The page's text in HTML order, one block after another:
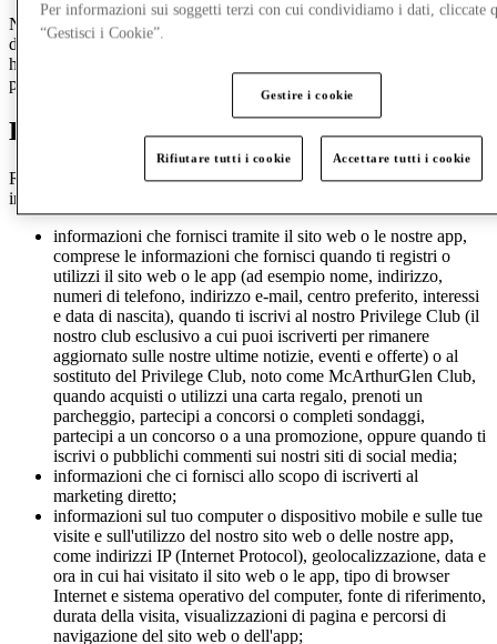
Non raccogliamo consapevolmente informazioni personali da minori
di 16 anni. Ti preghiamo di non fornirci informazioni personali se
hai meno di 16 anni e di non registrarti ad alcun servizio tecnologico
presso i nostri centri, incluso il WiFi.
Le informazioni che raccogliamo
Raccogliamo, riceviamo, archiviamo ed elaboriamo le seguenti
informazioni su di te:
informazioni che fornisci tramite il sito web o le nostre app,
comprese le informazioni che fornisci quando ti registri o
utilizzi il sito web o le app (ad esempio nome, indirizzo,
numeri di telefono, indirizzo e-mail, centro preferito, interessi
e data di nascita), quando ti iscrivi al nostro Privilege Club (il
nostro club esclusivo a cui puoi iscriverti per rimanere
aggiornato sulle nostre ultime notizie, eventi e offerte) o al
sostituto del Privilege Club, noto come McArthurGlen Club,
quando acquisti o utilizzi una carta regalo, prenoti un
parcheggio, partecipi a concorsi o completi sondaggi,
partecipi a un concorso o a una promozione, oppure quando ti
iscrivi o pubblichi commenti sui nostri siti di social media;
informazioni che ci fornisci allo scopo di iscriverti al
marketing diretto;
informazioni sul tuo computer o dispositivo mobile e sulle tue
visite e sull'utilizzo del nostro sito web o delle nostre app,
come indirizzi IP (Internet Protocol), geolocalizzazione, data e
ora in cui hai visitato il sito web o le app, tipo di browser
Internet e sistema operativo del computer, fonte di riferimento,
durata della visita, visualizzazioni di pagina e percorsi di
navigazione del sito web o dell'app;
Per informazioni sui soggetti terzi con cui condividiamo i dati, cliccate
“Gestisci i Cookie”.
Gestire i cookie
Rifiutare tutti i cookie Accettare tutti i cookie